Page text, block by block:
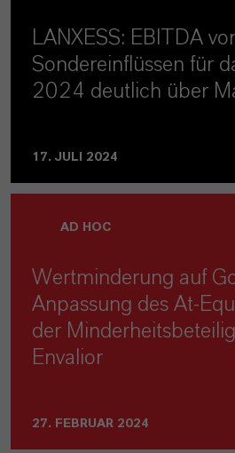
LANXESS: EBITDA vor
Sondereinflüssen für
2024 deutlich über
17. JULI 2024
AD HOC
Wertminderung auf
Anpassung des At-
der
Envalior
27. FEBRUAR 2024